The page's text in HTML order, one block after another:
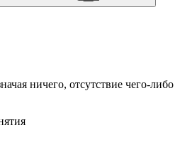
ничего, отсутствие чего-либо